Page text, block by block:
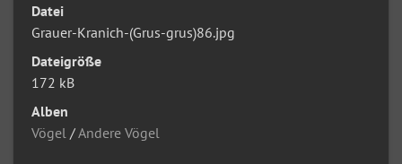
Datei
Grauer-Kranich-(Grus-grus)86.jpg
Dateigröße
172 kB
Alben
Vögel /Andere Vögel